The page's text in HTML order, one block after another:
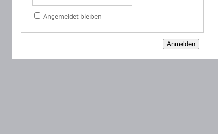
Angemeldet bleiben